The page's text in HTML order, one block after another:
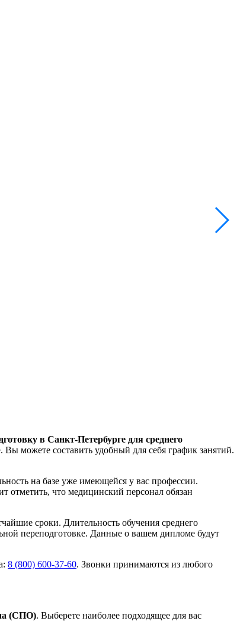
в Санкт-Петербурге для среднего
можете составить удобный для себя график занятий.
на базе уже имеющейся у вас профессии.
отметить, что медицинский персонал обязан
сроки. Длительность обучения среднего
переподготовке. Данные о вашем дипломе будут
8 (800) 600-37-60. Звонки принимаются из любого
(СПО). Выберете наиболее подходящее для вас